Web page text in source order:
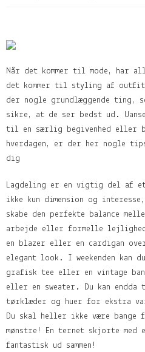
Når det kommer til mode, har
det kommer til styling af
der nogle grundlæggende ting,
sikre, at de ser bedst ud.
til en særlig begivenhed eller
hverdagen, er der her nogle
dig
Lagdeling er en vigtig del af
ikke kun dimension og
skabe den perfekte balance
arbejde eller formelle
en blazer eller en cardigan
elegant look. I weekenden kan
grafisk tee eller en vintage
eller en sweater. Du kan
tørklæder og huer for ekstra
Du skal heller ikke være
mønstre! En ternet skjorte
fantastisk ud sammen!